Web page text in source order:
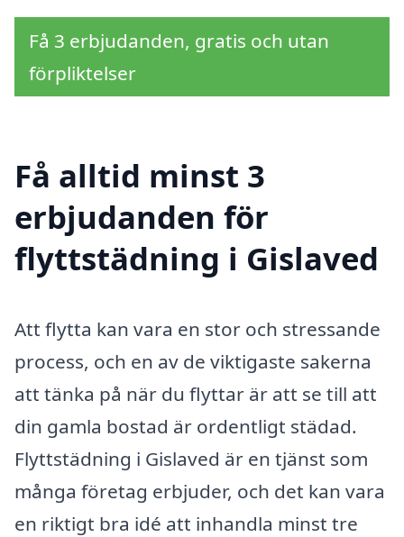
Få 3 erbjudanden, gratis och utan
förpliktelser
Få alltid minst 3
erbjudanden för
flyttstädning i Gislaved
Att flytta kan vara en stor och stressande
process, och en av de viktigaste sakerna
att tänka på när du flyttar är att se till att
din gamla bostad är ordentligt städad.
Flyttstädning i Gislaved är en tjänst som
många företag erbjuder, och det kan vara
en riktigt bra idé att inhandla minst tre